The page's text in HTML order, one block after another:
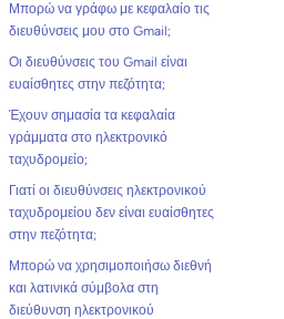
Μπορώ να γράφω με κεφαλαίο τις
διευθύνσεις μου στο Gmail;
Οι διευθύνσεις του Gmail είναι
ευαίσθητες στην πεζότητα;
Έχουν σημασία τα κεφαλαία
γράμματα στο ηλεκτρονικό
ταχυδρομείο;
Γιατί οι διευθύνσεις ηλεκτρονικού
ταχυδρομείου δεν είναι ευαίσθητες
στην πεζότητα;
Μπορώ να χρησιμοποιήσω διεθνή
και λατινικά σύμβολα στη
διεύθυνση ηλεκτρονικού